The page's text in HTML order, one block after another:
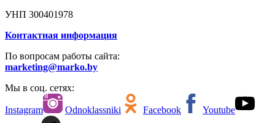
УНП 300401978
Контактная информация
По вопросам работы сайта:
marketing@marko.by
Мы в соц. сетях:
Instagram Odnoklassniki Facebook Youtube